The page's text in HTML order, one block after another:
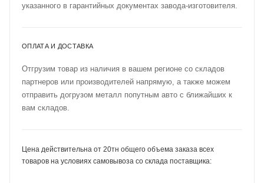
указанного в гарантийных документах завода-изготовителя.
ОПЛАТА И ДОСТАВКА
Отгрузим товар из наличия в вашем регионе со складов
партнеров или производителей напрямую, а также можем
отправить догрузом металл попутным авто с ближайших к
вам складов.
Цена действительна от 20тн общего объема заказа всех
товаров на условиях самовывоза со склада поставщика: